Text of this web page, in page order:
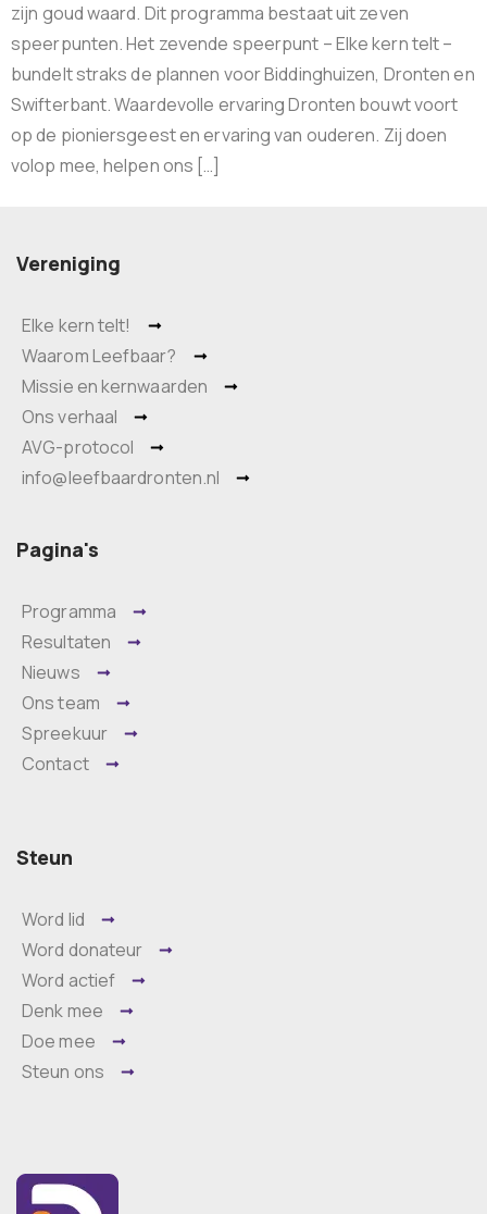
zijn goud waard. Dit programma bestaat uit zeven
speerpunten. Het zevende speerpunt – Elke kern telt –
bundelt straks de plannen voor Biddinghuizen, Dronten en
Swifterbant. Waardevolle ervaring Dronten bouwt voort
op de pioniersgeest en ervaring van ouderen. Zij doen
volop mee, helpen ons […]
Vereniging
Elke kern telt!
Waarom Leefbaar?
Missie en kernwaarden
Ons verhaal
AVG-protocol
info@leefbaardronten.nl
Pagina's
Programma
Resultaten
Nieuws
Ons team
Spreekuur
Contact
Steun
Word lid
Word donateur
Word actief
Denk mee
Doe mee
Steun ons